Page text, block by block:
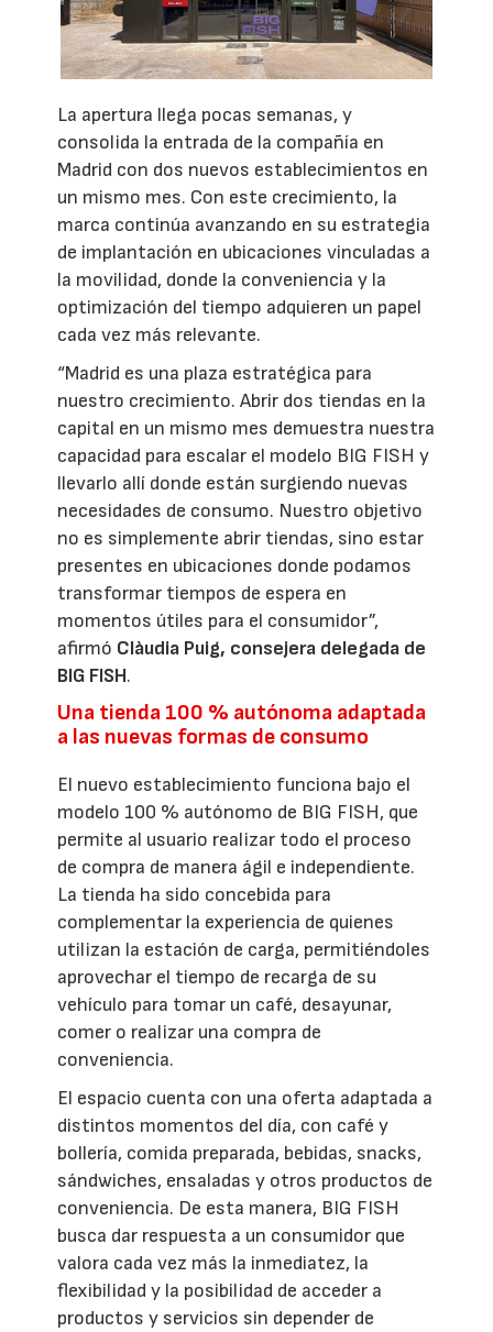
La apertura llega pocas semanas, y
consolida la entrada de la compañía en
Madrid con dos nuevos establecimientos en
un mismo mes. Con este crecimiento, la
marca continúa avanzando en su estrategia
de implantación en ubicaciones vinculadas a
la movilidad, donde la conveniencia y la
optimización del tiempo adquieren un papel
cada vez más relevante.
“Madrid es una plaza estratégica para
nuestro crecimiento. Abrir dos tiendas en la
capital en un mismo mes demuestra nuestra
capacidad para escalar el modelo BIG FISH y
llevarlo allí donde están surgiendo nuevas
necesidades de consumo. Nuestro objetivo
no es simplemente abrir tiendas, sino estar
presentes en ubicaciones donde podamos
transformar tiempos de espera en
momentos útiles para el consumidor”,
afirmó Clàudia Puig, consejera delegada de
BIG FISH.
Una tienda 100 % autónoma adaptada
a las nuevas formas de consumo
El nuevo establecimiento funciona bajo el
modelo 100 % autónomo de BIG FISH, que
permite al usuario realizar todo el proceso
de compra de manera ágil e independiente.
La tienda ha sido concebida para
complementar la experiencia de quienes
utilizan la estación de carga, permitiéndoles
aprovechar el tiempo de recarga de su
vehículo para tomar un café, desayunar,
comer o realizar una compra de
conveniencia.
El espacio cuenta con una oferta adaptada a
distintos momentos del día, con café y
bollería, comida preparada, bebidas, snacks,
sándwiches, ensaladas y otros productos de
conveniencia. De esta manera, BIG FISH
busca dar respuesta a un consumidor que
valora cada vez más la inmediatez, la
flexibilidad y la posibilidad de acceder a
productos y servicios sin depender de